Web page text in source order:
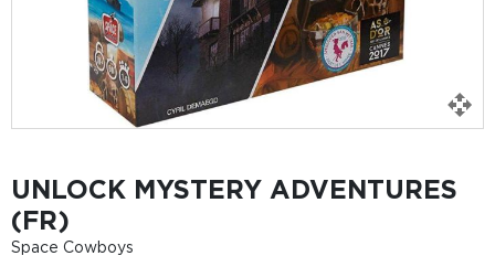
UNLOCK MYSTERY ADVENTURES
(FR)
Space Cowboys